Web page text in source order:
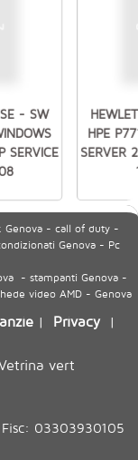
- SW
SERVICE
HPE
SERVER
Genova - call of duty -
Genova - Pc
- stampanti Genova -
video AMD - Genova
| Privacy|
vert
Fisc: 03303930105